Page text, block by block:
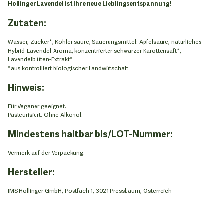
Hollinger Lavendel ist Ihre neue Lieblingsentspannung!
Zutaten:
Wasser, Zucker*, Kohlensäure, Säuerungsmittel: Apfelsäure, natürliches
Hybrid-Lavendel-Aroma, konzentrierter schwarzer Karottensaft*,
Lavendelblüten-Extrakt*.
*aus kontrolliert biologischer Landwirtschaft
Hinweis:
Für Veganer geeignet.
Pasteurisiert. Ohne Alkohol.
Mindestens haltbar bis/LOT-Nummer:
Vermerk auf der Verpackung.
Hersteller:
IMS Hollinger GmbH, Postfach 1, 3021 Pressbaum, Österreich